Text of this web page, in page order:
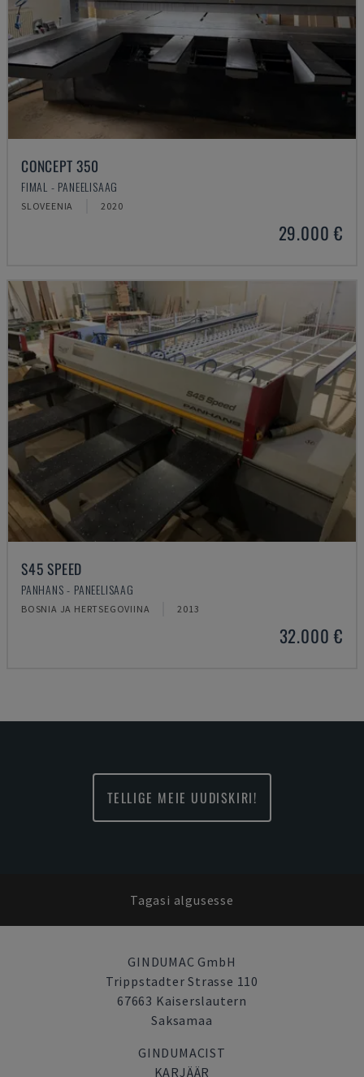
CONCEPT 350
FIMAL - PANEELISAAG
SLOVEENIA 2020
29.000 €
S45 SPEED
PANHANS - PANEELISAAG
BOSNIA JA HERTSEGOVIINA 2013
32.000 €
TELLIGE MEIE UUDISKIRI!
Tagasi algusesse
GINDUMAC GmbH
Trippstadter Strasse 110
67663 Kaiserslautern
Saksamaa
GINDUMACIST
KARJÄÄR